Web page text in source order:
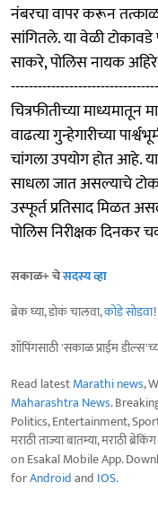
नंबरचा वापर करून
सांगितले. या वेळी
साकरे, पोलिस नायक
चित्रफीतीच्या माध्यमातून
वाढत्या गुन्हेगारीच्या
चांगला उपयोग होत आहे.
साधला जात असल्याचे
उस्फूर्त प्रतिसाद मिळत
पोलिस निरीक्षक दिनकर
सकाळ+ चेसदस्य व्हा
ब्रेक घ्या, डोकं चालवा,कोडे सोडवा!
शॉपिंगसाठी 'सकाळ प्राईम
Read latestMarathi news,
Maharashtra News.
Politics, Entertainment,
मराठी ताज्या बातम्या, मराठी
on Esakal Mobile App.
forAndroidand IOS.